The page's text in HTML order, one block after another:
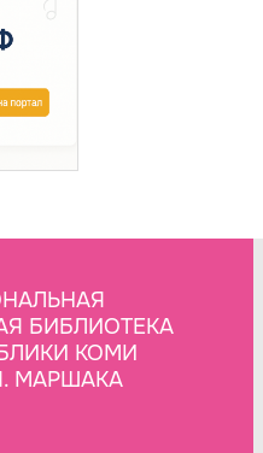
БИБЛИОТЕКА
КОМИ
МАРШАКА